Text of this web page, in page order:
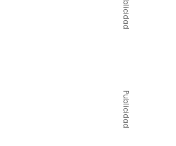
Publicidad
Publicidad